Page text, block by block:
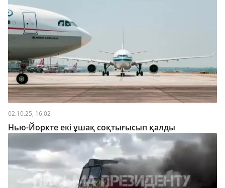
02.10.25, 16:02
Нью-Йоркте екі ұшақ соқтығысып қалды